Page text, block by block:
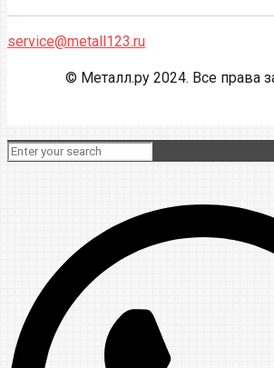
service@metall123.ru
© Металл.ру 2024. Все права